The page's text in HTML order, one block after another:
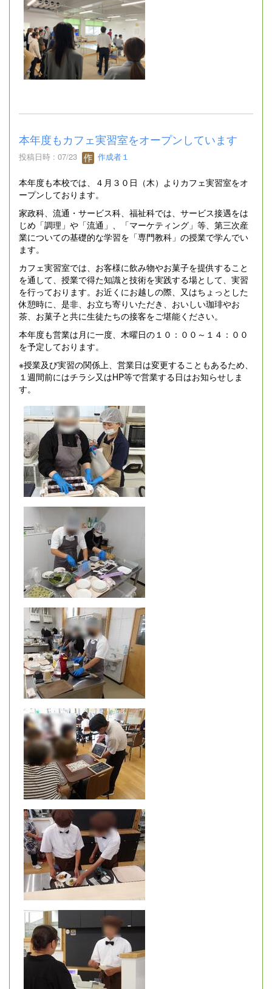
本年度もカフェ実習室をオープンしています
投稿日時 : 07/23 作成者１
本年度も本校では、４月３０日（木）よりカフェ実習室をオ
ープンしております。
家政科、流通・サービス科、福祉科では、サービス接遇をは
じめ「調理」や「流通」、「マーケティング」等、第三次産
業についての基礎的な学習を「専門教科」の授業で学んでい
ます。
カフェ実習室では、お客様に飲み物やお菓子を提供すること
を通して、授業で得た知識と技術を実践する場として、実習
を行っております。お近くにお越しの際、又はちょっとした
休憩時に、是非、お立ち寄りいただき、おいしい珈琲やお
茶、お菓子と共に生徒たちの接客をご堪能ください。
本年度も営業は月に一度、木曜日の１０：００～１４：００
を予定しております。
※授業及び実習の関係上、営業日は変更することもあるため、
１週間前にはチラシ又はHP等で営業する日はお知らせしま
す。